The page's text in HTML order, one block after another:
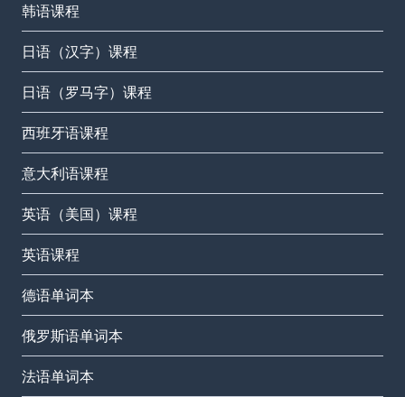
韩语课程
日语（汉字）课程
日语（罗马字）课程
西班牙语课程
意大利语课程
英语（美国）课程
英语课程
德语单词本
俄罗斯语单词本
法语单词本